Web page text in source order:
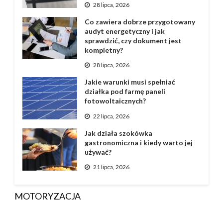
28 lipca, 2026
Co zawiera dobrze przygotowany
audyt energetyczny i jak
sprawdzić, czy dokument jest
kompletny?
28 lipca, 2026
Jakie warunki musi spełniać
działka pod farmę paneli
fotowoltaicznych?
22 lipca, 2026
Jak działa szokówka
gastronomiczna i kiedy warto jej
używać?
21 lipca, 2026
MOTORYZACJA